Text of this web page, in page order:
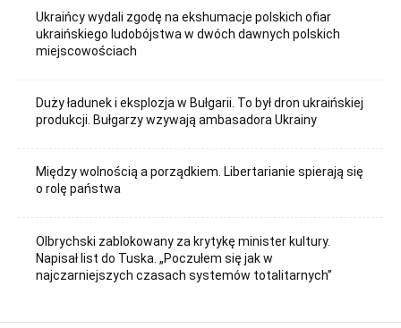
Ukraińcy wydali zgodę na ekshumacje polskich ofiar
ukraińskiego ludobójstwa w dwóch dawnych polskich
miejscowościach
Duży ładunek i eksplozja w Bułgarii. To był dron ukraińskiej
produkcji. Bułgarzy wzywają ambasadora Ukrainy
Między wolnością a porządkiem. Libertarianie spierają się
o rolę państwa
Olbrychski zablokowany za krytykę minister kultury.
Napisał list do Tuska. „Poczułem się jak w
najczarniejszych czasach systemów totalitarnych”